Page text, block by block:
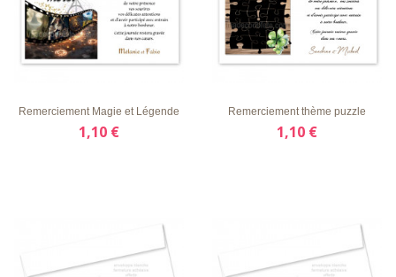
LISTE
APERÇU
DÉTAILS
Remerciement Magie et Légende
1,10 €
LISTE
APERÇU
DÉTAILS
Remerciement thème puzzle
1,10 €